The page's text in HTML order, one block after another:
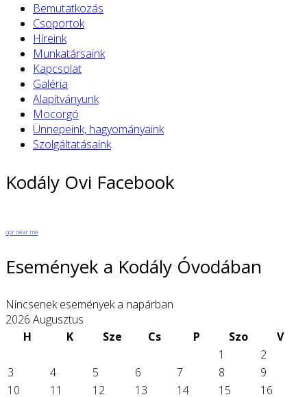
Bemutatkozás
Csoportok
Híreink
Munkatársaink
Kapcsolat
Galéria
Alapítványunk
Mocorgó
Ünnepeink, hagyományaink
Szolgáltatásaink
Kodály Ovi Facebook
cpr near me
Események a Kodály Óvodában
Nincsenek események a napárban
2026 Augusztus
H
K Sze Cs P Szo
V
1
2
3
4 5 6 7 8
9
10
11 12 13 14 15
16